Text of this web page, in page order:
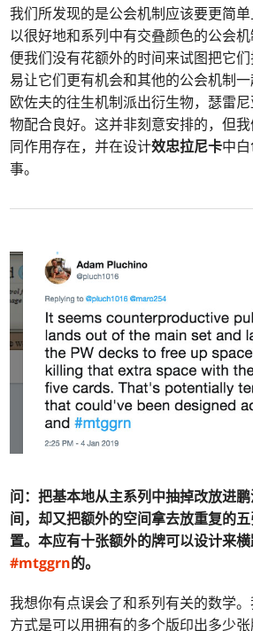
我们所发现的是公会机制应该要更简
以很好地和系列中有交叠颜色的公会
便我们没有花额外的时间来试图把它
易让它们更有机会和其他的公会机制一
欧佐夫的往生机制派出衍生物，瑟雷
物配合良好。这并非刻意安排的，但
同作用存在，并在设计效忠拉尼卡中
事。
问：把基本地从主系列中抽掉改放进
间，却又把额外的空间拿去放重复的
置。本应有十张额外的牌可以设计来
#mtggrn的。
我想你有点误会了和系列有关的数学
方式是可以用拥有的多个版印出多少